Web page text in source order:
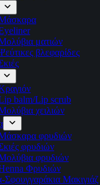
ματιών
βλεφαρίδες
balm/Lip scrub
χειλιών
φρυδιών
φρυδιών
φρυδιών
Φρυδιών
Σφουγγαράκια Μακιγιάζ